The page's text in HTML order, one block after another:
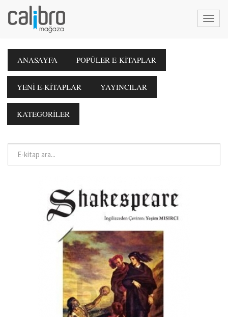
ANASAYFA POPÜLER E-KİTAPLAR
YENİ E-KİTAPLAR YAYINCILAR
KATEGORİLER